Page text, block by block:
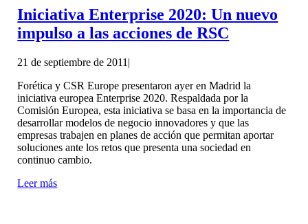
Iniciativa Enterprise 2020: Un nuevo
impulso a las acciones de RSC
21 de septiembre de 2011 |
Forética y CSR Europe presentaron ayer en Madrid la
iniciativa europea Enterprise 2020. Respaldada por la
Comisión Europea, esta iniciativa se basa en la importancia de
desarrollar modelos de negocio innovadores y que las
empresas trabajen en planes de acción que permitan aportar
soluciones ante los retos que presenta una sociedad en
continuo cambio.
Leer más